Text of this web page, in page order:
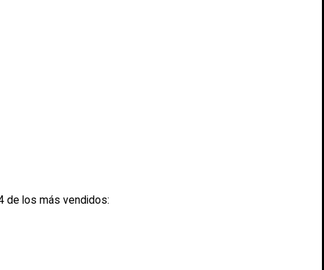
de los más vendidos: